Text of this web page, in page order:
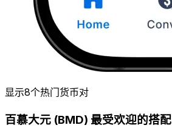
显示8个热门货币对
百慕大元 (BMD) 最受欢迎的搭配